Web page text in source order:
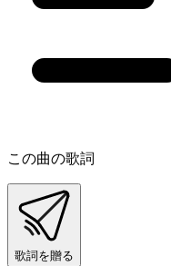
この曲の歌詞
歌詞を贈る